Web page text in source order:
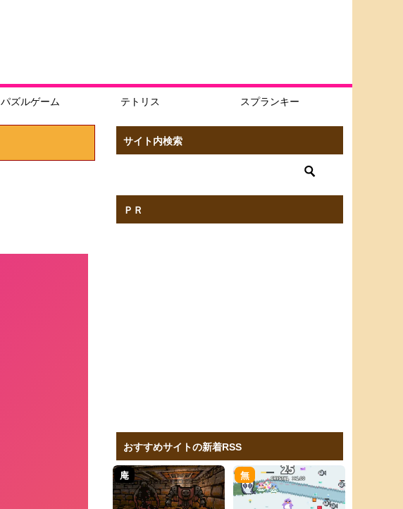
パズルゲーム テトリス スプランキー
サイト内検索
ＰＲ
おすすめサイトの新着RSS
庵 無